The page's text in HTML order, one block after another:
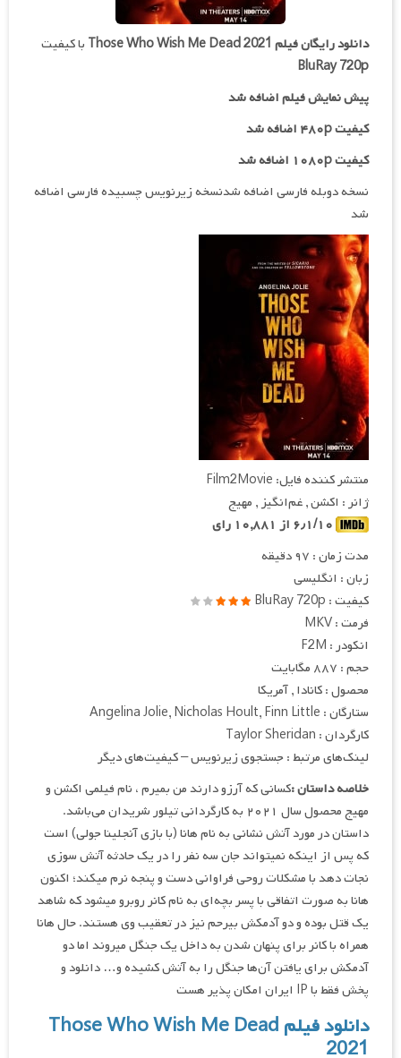
دانلود رایگان فیلم Those Who Wish Me Dead 2021 با کیفیت
BluRay 720p
پیش نمایش فیلم اضافه شد
کیفیت ۴۸۰p اضافه شد
کیفیت ۱۰۸۰p اضافه شد
نسخه دوبله فارسی اضافه شدنسخه زیرنویس چسبیده فارسی اضافه
شد
منتشر کننده فایل: Film2Movie
ژانر : اکشن , غم‌انگیز , مهیج
مدت زمان : ۹۷ دقیقه
زبان : انگلیسی
کیفیت : BluRay 720p
فرمت : MKV
انکودر : F2M
حجم : ۸۸۷ مگابایت
محصول : کانادا , آمریکا
ستارگان : Angelina Jolie, Nicholas Hoult, Finn Little
کارگردان : Taylor Sheridan
لینک‌های مرتبط : جستجوی زیرنویس – کیفیت‌های دیگر
خلاصه داستان :کسانی که آرزو دارند من بمیرم ، نام فیلمی اکشن و
مهیج محصول سال ۲۰۲۱ به کارگردانی تیلور شریدان می‌باشد.
داستان در مورد آتش نشانی به نام هانا (با بازی آنجلینا جولی) است
که پس از اینکه نمیتواند جان سه نفر را در یک حادثه آتش سوزی
نجات دهد با مشکلات روحی فراوانی دست و پنجه نرم میکند؛ اکنون
هانا به صورت اتفاقی با پسر بچه‌ای به نام کانر روبرو میشود که شاهد
یک قتل بوده و دو آدمکش بیرحم نیز در تعقیب وی هستند. حال هانا
همراه با کانر برای پنهان شدن به داخل یک جنگل میروند اما دو
آدمکش برای یافتن آن‌ها جنگل را به آتش کشیده و… دانلود و
پخش فقط با IP ایران امکان پذیر هست
دانلود فیلم Those Who Wish Me Dead
2021